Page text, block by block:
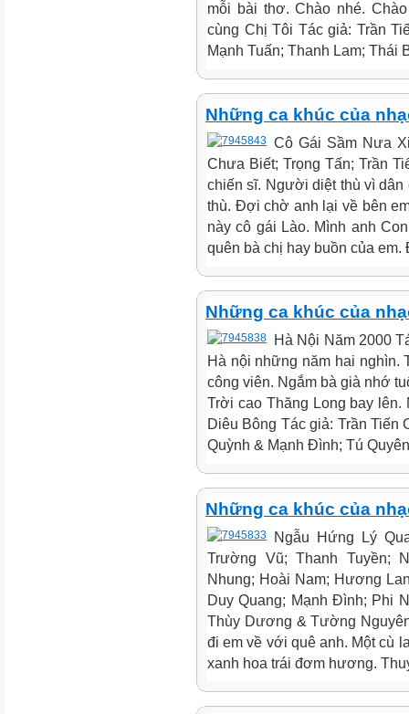
mỗi bài thơ. Chào nhé.
cùng Chị Tôi Tác giả: Trần
Mạnh Tuấn; Thanh Lam; Thái
Những ca khúc của
Cô Gái Sầm Nưa
Chưa Biết; Trọng Tấn; Trần
chiến sĩ. Người diệt thù vì
thù. Đợi chờ anh lại về bên
này cô gái Lào. Mình anh
quên bà chị hay buồn của em.
Những ca khúc của
Hà Nội Năm 2000
Hà nội những năm hai nghìn.
công viên. Ngắm bà già nhớ
Trời cao Thăng Long bay
Diêu Bông Tác giả: Trần Tiến
Quỳnh & Mạnh Đình; Tú
Những ca khúc của
Ngẫu Hứng Lý
Trường Vũ; Thanh Tuyền;
Nhung; Hoài Nam; Hương
Duy Quang; Mạnh Đình; Phi
Thùy Dương & Tường
đi em về với quê anh. Một cù
xanh hoa trái đơm hương.